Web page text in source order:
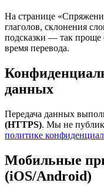
На странице
глаголов, склонения
подсказки — так
время перевода.
данных
Передача данных
(HTTPS). Мы не
политике
Мобильные
(iOS/Android)